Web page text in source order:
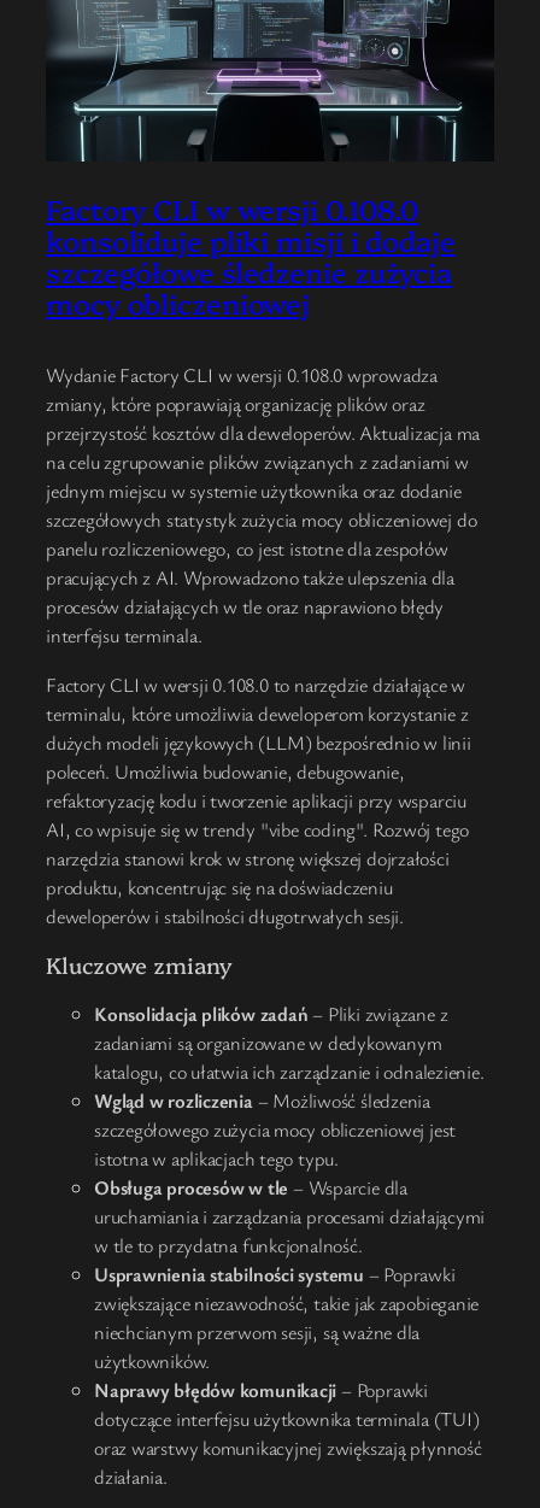
Factory CLI w wersji 0.108.0
konsoliduje pliki misji i dodaje
szczegółowe śledzenie zużycia
mocy obliczeniowej
Wydanie Factory CLI w wersji 0.108.0 wprowadza
zmiany, które poprawiają organizację plików oraz
przejrzystość kosztów dla deweloperów. Aktualizacja ma
na celu zgrupowanie plików związanych z zadaniami w
jednym miejscu w systemie użytkownika oraz dodanie
szczegółowych statystyk zużycia mocy obliczeniowej do
panelu rozliczeniowego, co jest istotne dla zespołów
pracujących z AI. Wprowadzono także ulepszenia dla
procesów działających w tle oraz naprawiono błędy
interfejsu terminala.
Factory CLI w wersji 0.108.0 to narzędzie działające w
terminalu, które umożliwia deweloperom korzystanie z
dużych modeli językowych (LLM) bezpośrednio w linii
poleceń. Umożliwia budowanie, debugowanie,
refaktoryzację kodu i tworzenie aplikacji przy wsparciu
AI, co wpisuje się w trendy "vibe coding". Rozwój tego
narzędzia stanowi krok w stronę większej dojrzałości
produktu, koncentrując się na doświadczeniu
deweloperów i stabilności długotrwałych sesji.
Kluczowe zmiany
Konsolidacja plików zadań– Pliki związane z
zadaniami są organizowane w dedykowanym
katalogu, co ułatwia ich zarządzanie i odnalezienie.
Wgląd w rozliczenia– Możliwość śledzenia
szczegółowego zużycia mocy obliczeniowej jest
istotna w aplikacjach tego typu.
Obsługa procesów w tle – Wsparcie dla
uruchamiania i zarządzania procesami działającymi
w tle to przydatna funkcjonalność.
Usprawnienia stabilności systemu – Poprawki
zwiększające niezawodność, takie jak zapobieganie
niechcianym przerwom sesji, są ważne dla
użytkowników.
Naprawy błędów komunikacji– Poprawki
dotyczące interfejsu użytkownika terminala (TUI)
oraz warstwy komunikacyjnej zwiększają płynność
działania.